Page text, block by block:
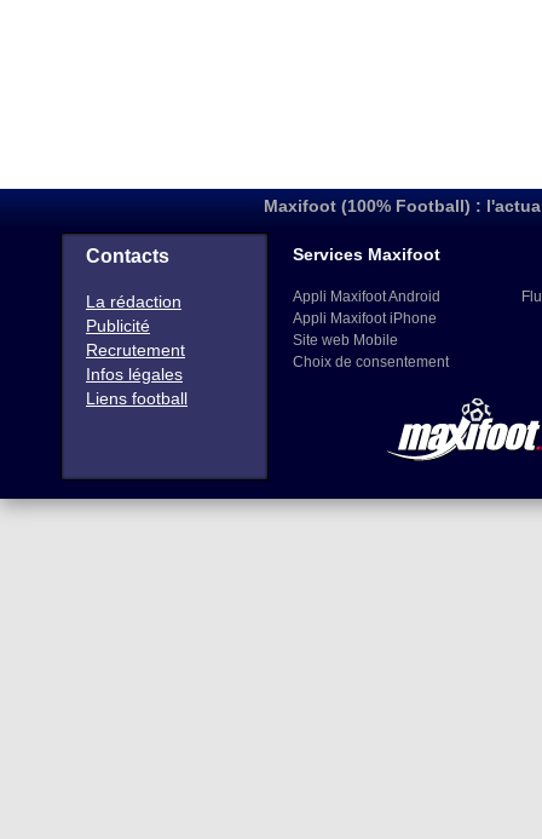
Maxifoot (100% Football) :
Contacts
La rédaction
Publicité
Recrutement
Infos légales
Liens football
Services Maxifoot
Appli Maxifoot Android
Appli Maxifoot iPhone
Site web Mobile
Choix de consentement